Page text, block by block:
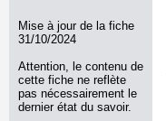
Mise à jour de la fiche
31/10/2024
Attention, le contenu de
cette fiche ne reflète
pas nécessairement le
dernier état du savoir.